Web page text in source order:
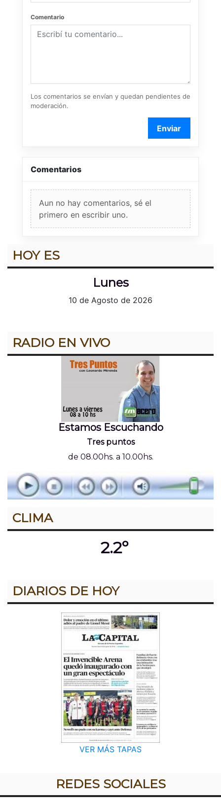
Comentario
Los comentarios se envían y quedan pendientes de
moderación.
Enviar
Comentarios
Aun no hay comentarios, sé el
primero en escribir uno.
HOY ES
Lunes
10 de Agosto de 2026
RADIO EN VIVO
Estamos Escuchando
Tres puntos
de 08.00hs. a 10.00hs.
CLIMA
2.2º
DIARIOS DE HOY
VER MÁS TAPAS
REDES SOCIALES